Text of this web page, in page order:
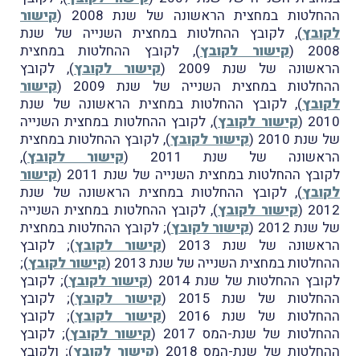
ההחלטות במחצית הראשונה של שנת 2008 (
קישור
לקובץ), לקובץ ההחלטות במחצית השנייה של שנת
2008 (
קישור לקובץ), לקובץ ההחלטות במחצית
הראשונה של שנת 2009 (
קישור לקובץ), לקובץ
ההחלטות במחצית השנייה של שנת 2009 (
קישור
לקובץ), לקובץ ההחלטות במחצית הראשונה של שנת
2010 ( קישור לקובץ), לקובץ ההחלטות במחצית השנייה
של שנת 2010 (
קישור לקובץ), לקובץ ההחלטות במחצית
הראשונה של שנת 2011 (
קישור לקובץ),
לקובץ ההחלטות במחצית השנייה של שנת 2011 (
קישור
לקובץ), לקובץ ההחלטות במחצית הראשונה של שנת
2012 ( קישור לקובץ), לקובץ ההחלטות במחצית השנייה
של שנת 2012 (
קישור לקובץ); לקובץ ההחלטות במחצית
הראשונה של שנת 2013 (
קישור לקובץ); לקובץ
ההחלטות במחצית השנייה של שנת 2013 (
קישור לקובץ);
לקובץ ההחלטות של שנת 2014 (
קישור לקובץ); לקובץ
ההחלטות של שנת 2015 (
קישור לקובץ); לקובץ
ההחלטות של שנת 2016 (
קישור לקובץ); לקובץ
ההחלטות של שנת-המס 2017 (
קישור לקובץ); לקובץ
ההחלטות של שנת-המס 2018 (
קישור לקובץ); ולקובץ